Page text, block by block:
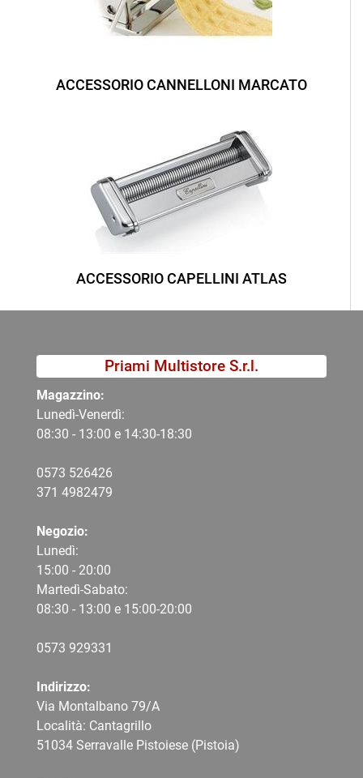
ACCESSORIO CANNELLONI MARCATO
ACCESSORIO CAPELLINI ATLAS
Priami Multistore S.r.l.
Magazzino:
Lunedì-Venerdì:
08:30 - 13:00 e 14:30-18:30
0573 526426
371 4982479
Negozio:
Lunedì:
15:00 - 20:00
Martedì-Sabato:
08:30 - 13:00 e 15:00-20:00
0573 929331
Indirizzo:
Via Montalbano 79/A
Località: Cantagrillo
51034 Serravalle Pistoiese (Pistoia)